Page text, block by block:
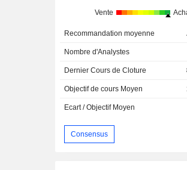
Vente
Recommandation moyenne
Nombre d'Analystes
Dernier Cours de Cloture
Objectif de cours Moyen
Ecart / Objectif Moyen
Consensus